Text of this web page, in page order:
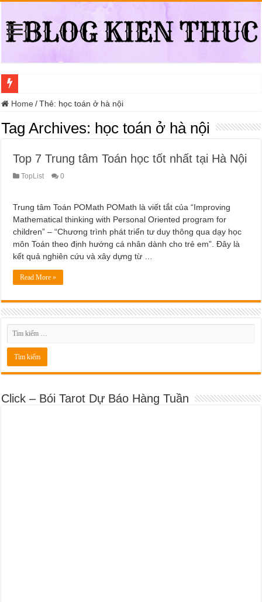
Địa điểm đổi bằng lái xe ô tô quá hạn đáng tin cậy tại Quận 3
Trung tâm nào học thi giấy phép lái xe hạng A (A2 cũ), A1 uy tín tại Hồ
Đồng Hồ Tại Kronos Luxury Timepieces Có Cam Kết Chính Hãng Không?
Gợi Ý Các Trường Trung Cấp Nghề Uy Tín Tại Nghệ An Nên Tham Khảo
Sửa Chữa Ô Tô Lưu Động Có Bảo Hiểm Phường Đông Hưng Thuận
Chăm Sóc Ô Tô Lưu Động Tại Nhà Phường Phú Thọ HCM
Trung Tâm Đào Tạo Sát Hạch Lái Xe C1 Uy Tín Tại Thành Phố Thủ Đức,
Dịch Vụ Sửa Chữa Ô Tô Tại Nhà Phường Hòa Hưng
Home / Thẻ: học toán ở hà nội
Tag Archives: học toán ở hà nội
Top 7 Trung tâm Toán học tốt nhất tại Hà Nội
TopList 0
Trung tâm Toán POMath POMath là viết tắt của “Improving
Mathematical thinking with Personal Oriented program for
children” – “Chương trình phát triển tư duy thông qua dạy học
môn Toán theo định hướng cá nhân dành cho trẻ em”. Đây là
kết quả nghiên cứu và xây dựng từ …
Read More »
Click – Bói Tarot Dự Báo Hàng Tuần